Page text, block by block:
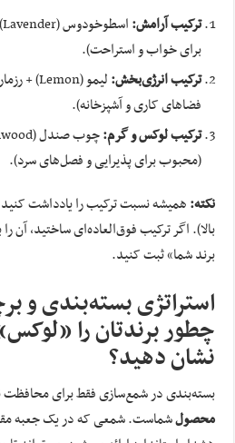
ترکیب آرامش:
برای خواب و استراحت).
ترکیب انرژی‌بخش:
فضاهای کاری و آشپزخانه).
ترکیب لوکس و گرم:
(محبوب برای پذیرایی و فصل‌های سرد).
نکته:
بالا). اگر ترکیب فوق‌العاده‌ای ساختید، آن
برند شما» ثبت کنید.
استراتژی بسته‌بندی و
چطور برندتان را
نشان دهید؟
بسته‌بندی در شمع‌سازی فقط برای
محصولشماست. شمعی که در یک جعبه